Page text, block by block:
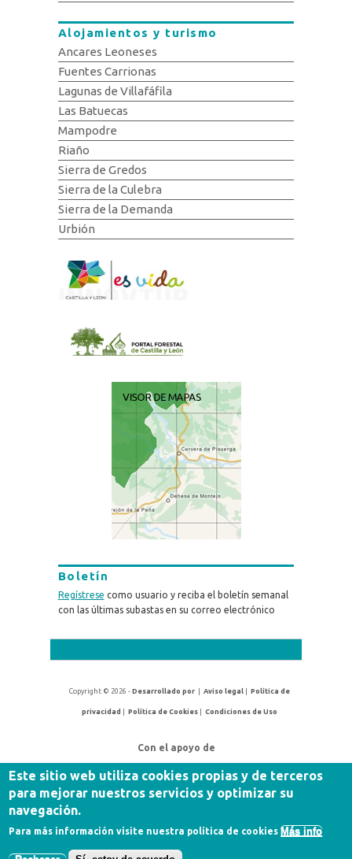
Alojamientos y turismo
Ancares Leoneses
Fuentes Carrionas
Lagunas de Villafáfila
Las Batuecas
Mampodre
Riaño
Sierra de Gredos
Sierra de la Culebra
Sierra de la Demanda
Urbión
Boletín
Regístrese como usuario y reciba el boletín semanal
con las últimas subastas en su correo electrónico
Copyright © 2026 -Desarrollado por |Aviso legal |Política de
privacidad |Política de Cookies |Condiciones de Uso
Con el apoyo de
Este sitio web utiliza cookies propias y de terceros
para mejorar nuestros servicios y optimizar su
navegación.
Para más información visite nuestra política de cookies Más info